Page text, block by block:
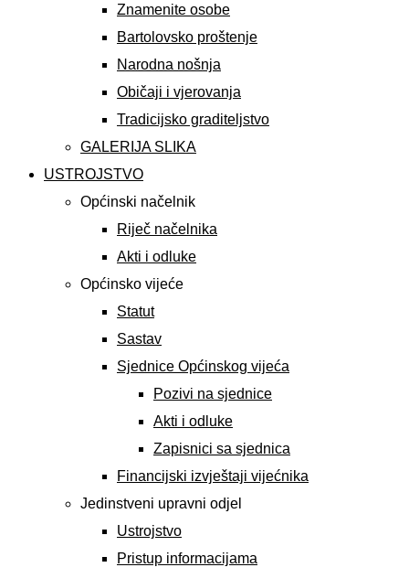
Znamenite osobe
Bartolovsko proštenje
Narodna nošnja
Običaji i vjerovanja
Tradicijsko graditeljstvo
GALERIJA SLIKA
USTROJSTVO
Općinski načelnik
Riječ načelnika
Akti i odluke
Općinsko vijeće
Statut
Sastav
Sjednice Općinskog vijeća
Pozivi na sjednice
Akti i odluke
Zapisnici sa sjednica
Financijski izvještaji vijećnika
Jedinstveni upravni odjel
Ustrojstvo
Pristup informacijama